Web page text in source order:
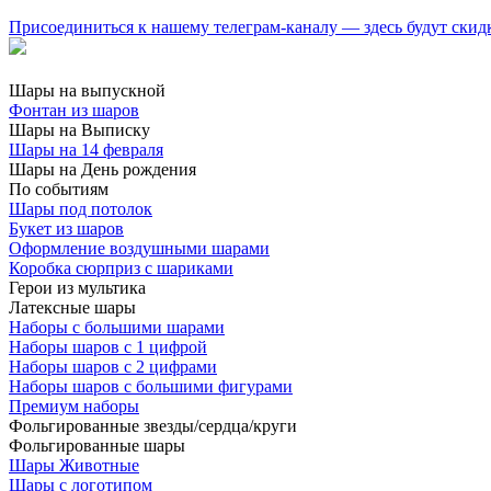
Присоединиться к нашему телеграм-каналу — здесь будут
Шары на выпускной
Фонтан из шаров
Шары на Выписку
Шары на 14 февраля
Шары на День рождения
По событиям
Шары под потолок
Букет из шаров
Оформление воздушными шарами
Коробка сюрприз с шариками
Герои из мультика
Латексные шары
Наборы с большими шарами
Наборы шаров с 1 цифрой
Наборы шаров с 2 цифрами
Наборы шаров с большими фигурами
Премиум наборы
Фольгированные звезды/сердца/круги
Фольгированные шары
Шары Животные
Шары с логотипом